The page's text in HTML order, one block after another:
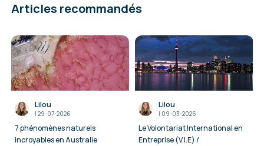
Articles recommandés
Lilou
I 29-07-2026
7 phénomènes naturels
incroyables en Australie
Lilou
I 09-03-2026
Le Volontariat International en
Entreprise (V.I.E) /